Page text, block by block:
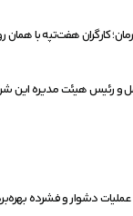
کارگران هفت‌تپه با
هیئت مدیره این